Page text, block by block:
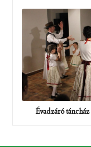
Évadzáró